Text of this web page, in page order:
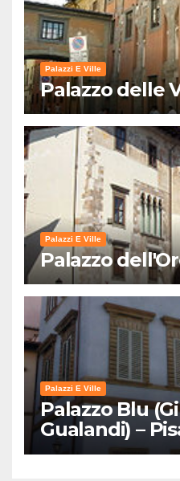
Palazzi E Ville
Palazzo delle
Palazzi E Ville
Palazzo
Palazzi E Ville
Palazzo Blu
Gualandi) –
Mostre e Info